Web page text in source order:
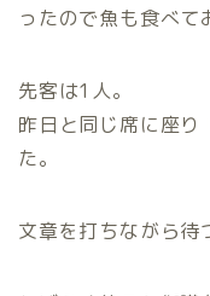
ったので魚も食べて
先客は1人。
昨日と同じ席に座り
た。
文章を打ちながら待